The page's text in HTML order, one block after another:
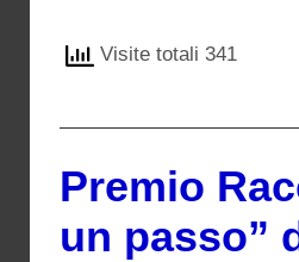
Visite totali 341
Premio
un passo”